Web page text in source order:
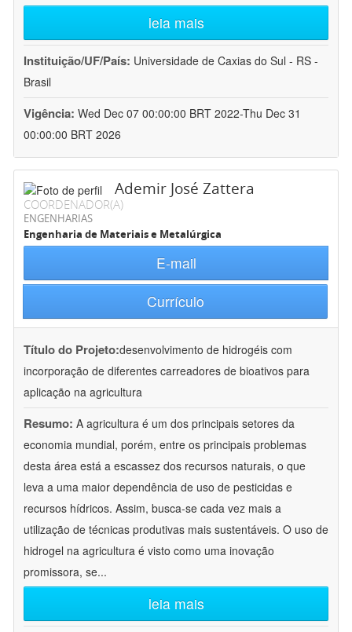
leia mais
Instituição/UF/País: Universidade de Caxias do Sul - RS -
Brasil
Vigência: Wed Dec 07 00:00:00 BRT 2022-Thu Dec 31
00:00:00 BRT 2026
Ademir José Zattera
COORDENADOR(A)
ENGENHARIAS
Engenharia de Materiais e Metalúrgica
E-mail
Currículo
Título do Projeto:desenvolvimento de hidrogéis com
incorporação de diferentes carreadores de bioativos para
aplicação na agricultura
Resumo: A agricultura é um dos principais setores da
economia mundial, porém, entre os principais problemas
desta área está a escassez dos recursos naturais, o que
leva a uma maior dependência de uso de pesticidas e
recursos hídricos. Assim, busca-se cada vez mais a
utilização de técnicas produtivas mais sustentáveis. O uso de
hidrogel na agricultura é visto como uma inovação
promissora, se...
leia mais